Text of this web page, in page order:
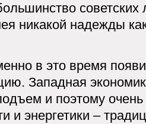
советских
никакой надежды
в это время
Западная
и поэтому
и энергетики –